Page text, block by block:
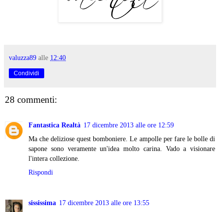
valuzza89 alle 12:40
Condividi
28 commenti:
Fantastica Realtà 17 dicembre 2013 alle ore 12:59
Ma che deliziose quest bomboniere. Le ampolle per fare le bolle di
sapone sono veramente un'idea molto carina. Vado a visionare
l'intera collezione.
Rispondi
sississima 17 dicembre 2013 alle ore 13:55